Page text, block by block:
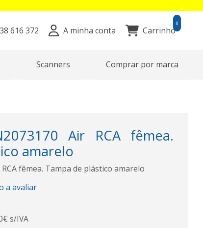
616 372 A minha conta Carrinho
0
Scanners Comprar por marca
Air RCA fêmea.
amarelo
fêmea. Tampa de plástico amarelo
a avaliar
s/IVA